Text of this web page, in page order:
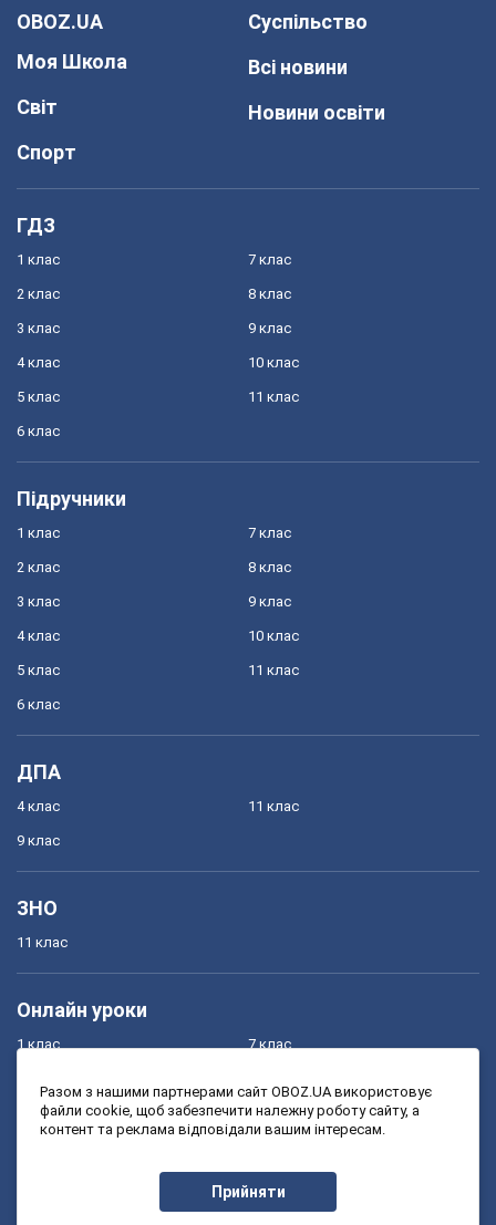
OBOZ.UA
Моя Школа
Світ
Спорт
Суспільство
Всі новини
Новини освіти
ГДЗ
1 клас
2 клас
3 клас
4 клас
5 клас
6 клас
7 клас
8 клас
9 клас
10 клас
11 клас
Підручники
1 клас
2 клас
3 клас
4 клас
5 клас
6 клас
7 клас
8 клас
9 клас
10 клас
11 клас
ДПА
4 клас
9 клас
11 клас
ЗНО
11 клас
Онлайн уроки
1 клас
3 клас
7 клас
9 клас
Разом з нашими партнерами сайт OBOZ.UA використовує
файли cookie, щоб забезпечити належну роботу сайту, а
контент та реклама відповідали вашим інтересам.
Прийняти